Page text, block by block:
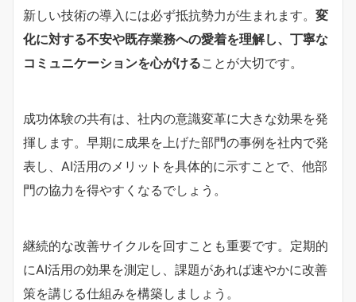
新しい技術の導入には必ず抵抗勢力が生まれます。 変
化に対する不安や既存業務への愛着を理解し、丁寧な
コミュニケーションを心がけることが大切です。
成功体験の共有は、社内の意識変革に大きな効果を発
揮します。早期に成果を上げた部門の事例を社内で発
表し、AI活用のメリットを具体的に示すことで、他部
門の協力を得やすくなるでしょう。
継続的な改善サイクルを回すことも重要です。定期的
にAI活用の効果を測定し、課題があれば速やかに改善
策を講じる仕組みを構築しましょう。